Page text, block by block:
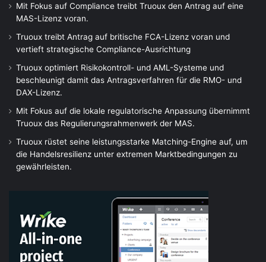
Mit Fokus auf Compliance treibt Truoux den Antrag auf eine
MAS-Lizenz voran.
Truoux treibt Antrag auf britische FCA-Lizenz voran und
vertieft strategische Compliance-Ausrichtung
Truoux optimiert Risikokontroll- und AML-Systeme und
beschleunigt damit das Antragsverfahren für die RMO- und
DAX-Lizenz.
Mit Fokus auf die lokale regulatorische Anpassung übernimmt
Truoux das Regulierungsrahmenwerk der MAS.
Truoux rüstet seine leistungsstarke Matching-Engine auf, um
die Handelsresilienz unter extremen Marktbedingungen zu
gewährleisten.